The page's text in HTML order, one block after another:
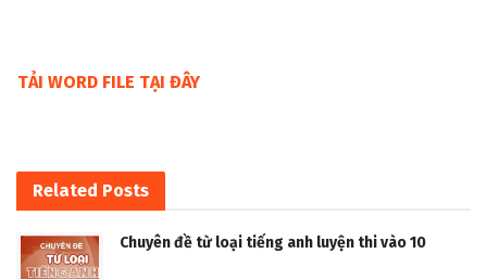
TẢI WORD FILE TẠI ĐÂY
Related Posts
Chuyên đề từ loại tiếng anh luyện thi vào 10